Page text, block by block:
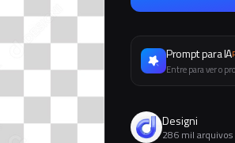
Prompt para IA
Entre para ver o
Designi
286 mil arquivos